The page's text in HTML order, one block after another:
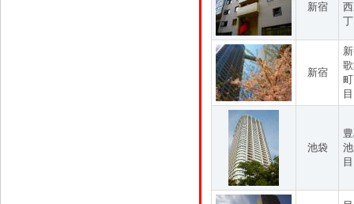
新宿
新宿
目
池袋
目